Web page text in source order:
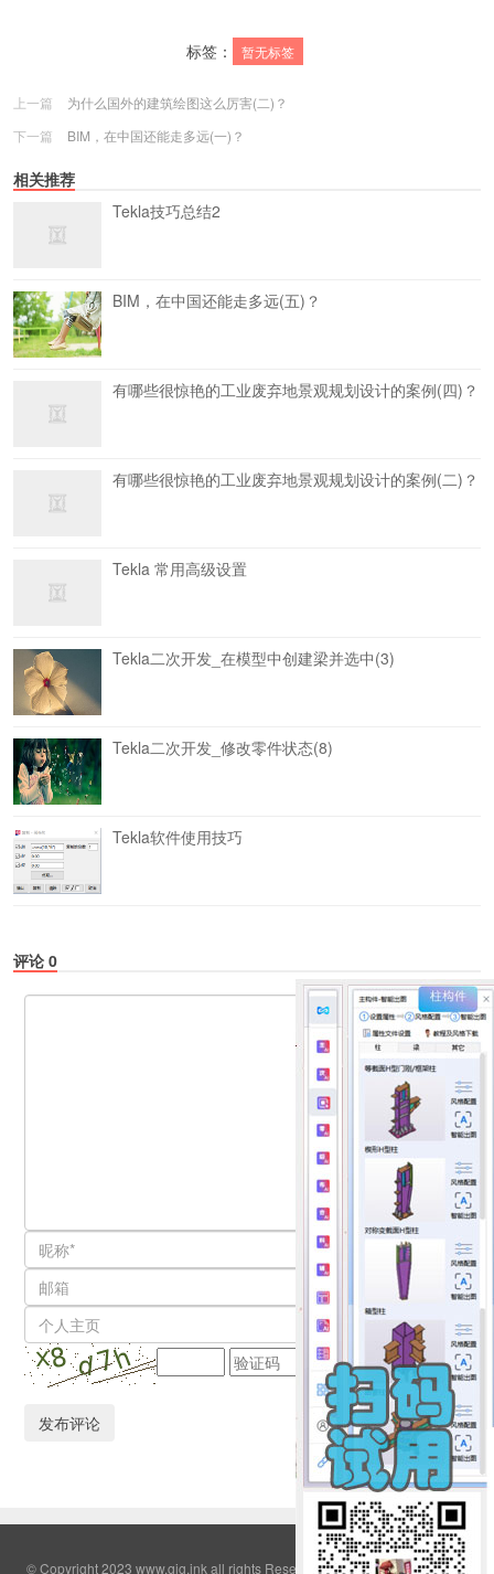
标签： 暂无标签
上一篇
为什么国外的建筑绘图这么厉害(二)？
下一篇
BIM，在中国还能走多远(一)？
相关推荐
Tekla技巧总结2
BIM，在中国还能走多远(五)？
有哪些很惊艳的工业废弃地景观规划设计的案例(四)？
有哪些很惊艳的工业废弃地景观规划设计的案例(二)？
Tekla 常用高级设置
Tekla二次开发_在模型中创建梁并选中(3)
Tekla二次开发_修改零件状态(8)
Tekla软件使用技巧
评论 0
© Copyright 2023 www.gjg.ink all rights Reserved QQ群:2308380鄂ICP备